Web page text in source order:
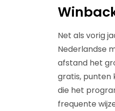
Net als vorig
Nederlandse
afstand het
gratis, punten
die het
frequente